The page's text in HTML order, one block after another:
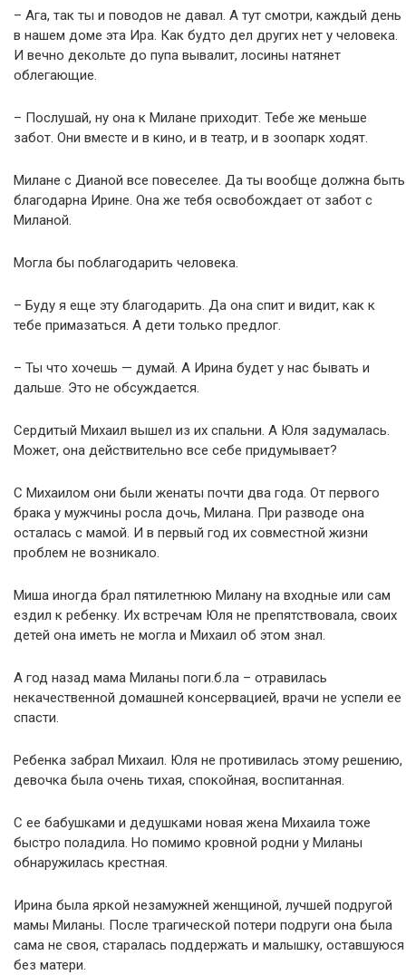
– Ага, так ты и поводов не давал. А тут смотри, каждый день
в нашем доме эта Ира. Как будто дел других нет у человека.
И вечно декольте до пупа вывалит, лосины натянет
облегающие.
– Послушай, ну она к Милане приходит. Тебе же меньше
забот. Они вместе и в кино, и в театр, и в зоопарк ходят.
Милане с Дианой все повеселее. Да ты вообще должна быть
благодарна Ирине. Она же тебя освобождает от забот с
Миланой.
Могла бы поблагодарить человека.
– Буду я еще эту благодарить. Да она спит и видит, как к
тебе примазаться. А дети только предлог.
– Ты что хочешь — думай. А Ирина будет у нас бывать и
дальше. Это не обсуждается.
Сердитый Михаил вышел из их спальни. А Юля задумалась.
Может, она действительно все себе придумывает?
С Михаилом они были женаты почти два года. От первого
брака у мужчины росла дочь, Милана. При разводе она
осталась с мамой. И в первый год их совместной жизни
проблем не возникало.
Миша иногда брал пятилетнюю Милану на входные или сам
ездил к ребенку. Их встречам Юля не препятствовала, своих
детей она иметь не могла и Михаил об этом знал.
А год назад мама Миланы поги.б.ла – отравилась
некачественной домашней консервацией, врачи не успели ее
спасти.
Ребенка забрал Михаил. Юля не противилась этому решению,
девочка была очень тихая, спокойная, воспитанная.
С ее бабушками и дедушками новая жена Михаила тоже
быстро поладила. Но помимо кровной родни у Миланы
обнаружилась крестная.
Ирина была яркой незамужней женщиной, лучшей подругой
мамы Миланы. После трагической потери подруги она была
сама не своя, старалась поддержать и малышку, оставшуюся
без матери.